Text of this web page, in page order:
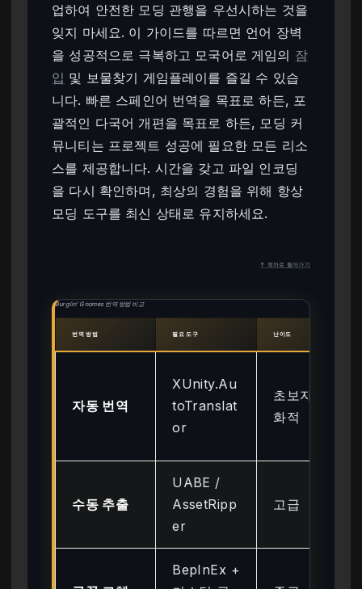
업하여 안전한 모딩 관행을 우선시하는 것을
잊지 마세요. 이 가이드를 따르면 언어 장벽
을 성공적으로 극복하고 모국어로 게임의 잠
입 및 보물찾기 게임플레이를 즐길 수 있습
니다. 빠른 스페인어 번역을 목표로 하든, 포
괄적인 다국어 개편을 목표로 하든, 모딩 커
뮤니티는 프로젝트 성공에 필요한 모든 리소
스를 제공합니다. 시간을 갖고 파일 인코딩
을 다시 확인하며, 최상의 경험을 위해 항상
모딩 도구를 최신 상태로 유지하세요.
↑ 목차로 돌아가기
Burglin’ Gnomes 번역 방법 비교
번역 방법 필요 도구 난이도
자동 번역
XUnity.Au
toTranslat
or
초보자 친
화적
수동 추출
UABE /
AssetRipp
er
고급
BepInEx +